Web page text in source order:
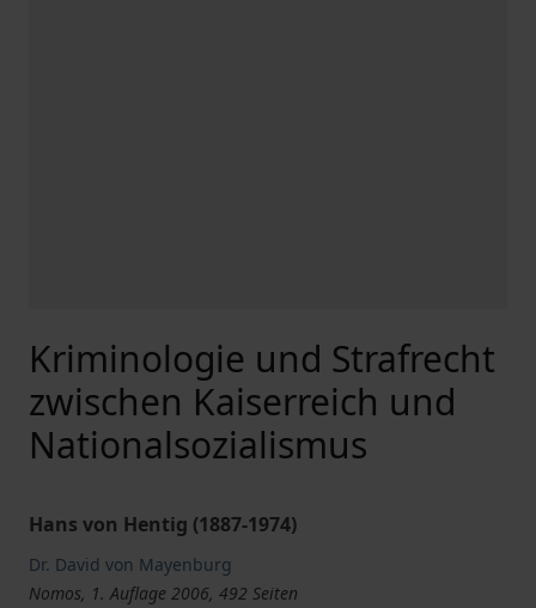
Kriminologie und Strafrecht
zwischen Kaiserreich und
Nationalsozialismus
Hans von Hentig (1887-1974)
Dr. David von Mayenburg
Nomos, 1. Auflage 2006, 492 Seiten